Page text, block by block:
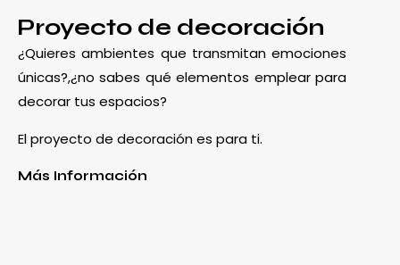
Proyecto de decoración
¿Quieres ambientes que transmitan emociones
únicas?,¿no sabes qué elementos emplear para
decorar tus espacios?
El proyecto de decoración es para ti.
Más Información